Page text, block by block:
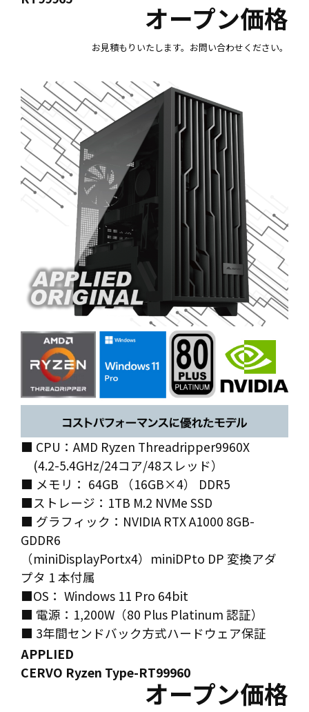
オープン価格
お見積もりいたします。お問い合わせください。
■ CPU：AMD Ryzen Threadripper9960X
(4.2-5.4GHz/24コア/48スレッド）
■ メモリ： 64GB （16GB×4） DDR5
■ストレージ：1TB M.2 NVMe SSD
■ グラフィック：NVIDIA RTX A1000 8GB-
GDDR6
（miniDisplayPortx4）miniDPto DP 変換アダ
プタ 1 本付属
■OS： Windows 11 Pro 64bit
■ 電源：1,200W（80 Plus Platinum 認証）
■ 3年間センドバック方式ハードウェア保証
APPLIED
CERVO Ryzen Type-RT99960
オープン価格